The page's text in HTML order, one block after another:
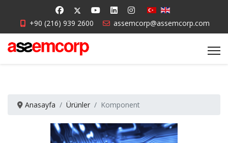
+90 (216) 939 2600 assemcorp@assemcorp.com
Anasayfa Ürünler Komponent